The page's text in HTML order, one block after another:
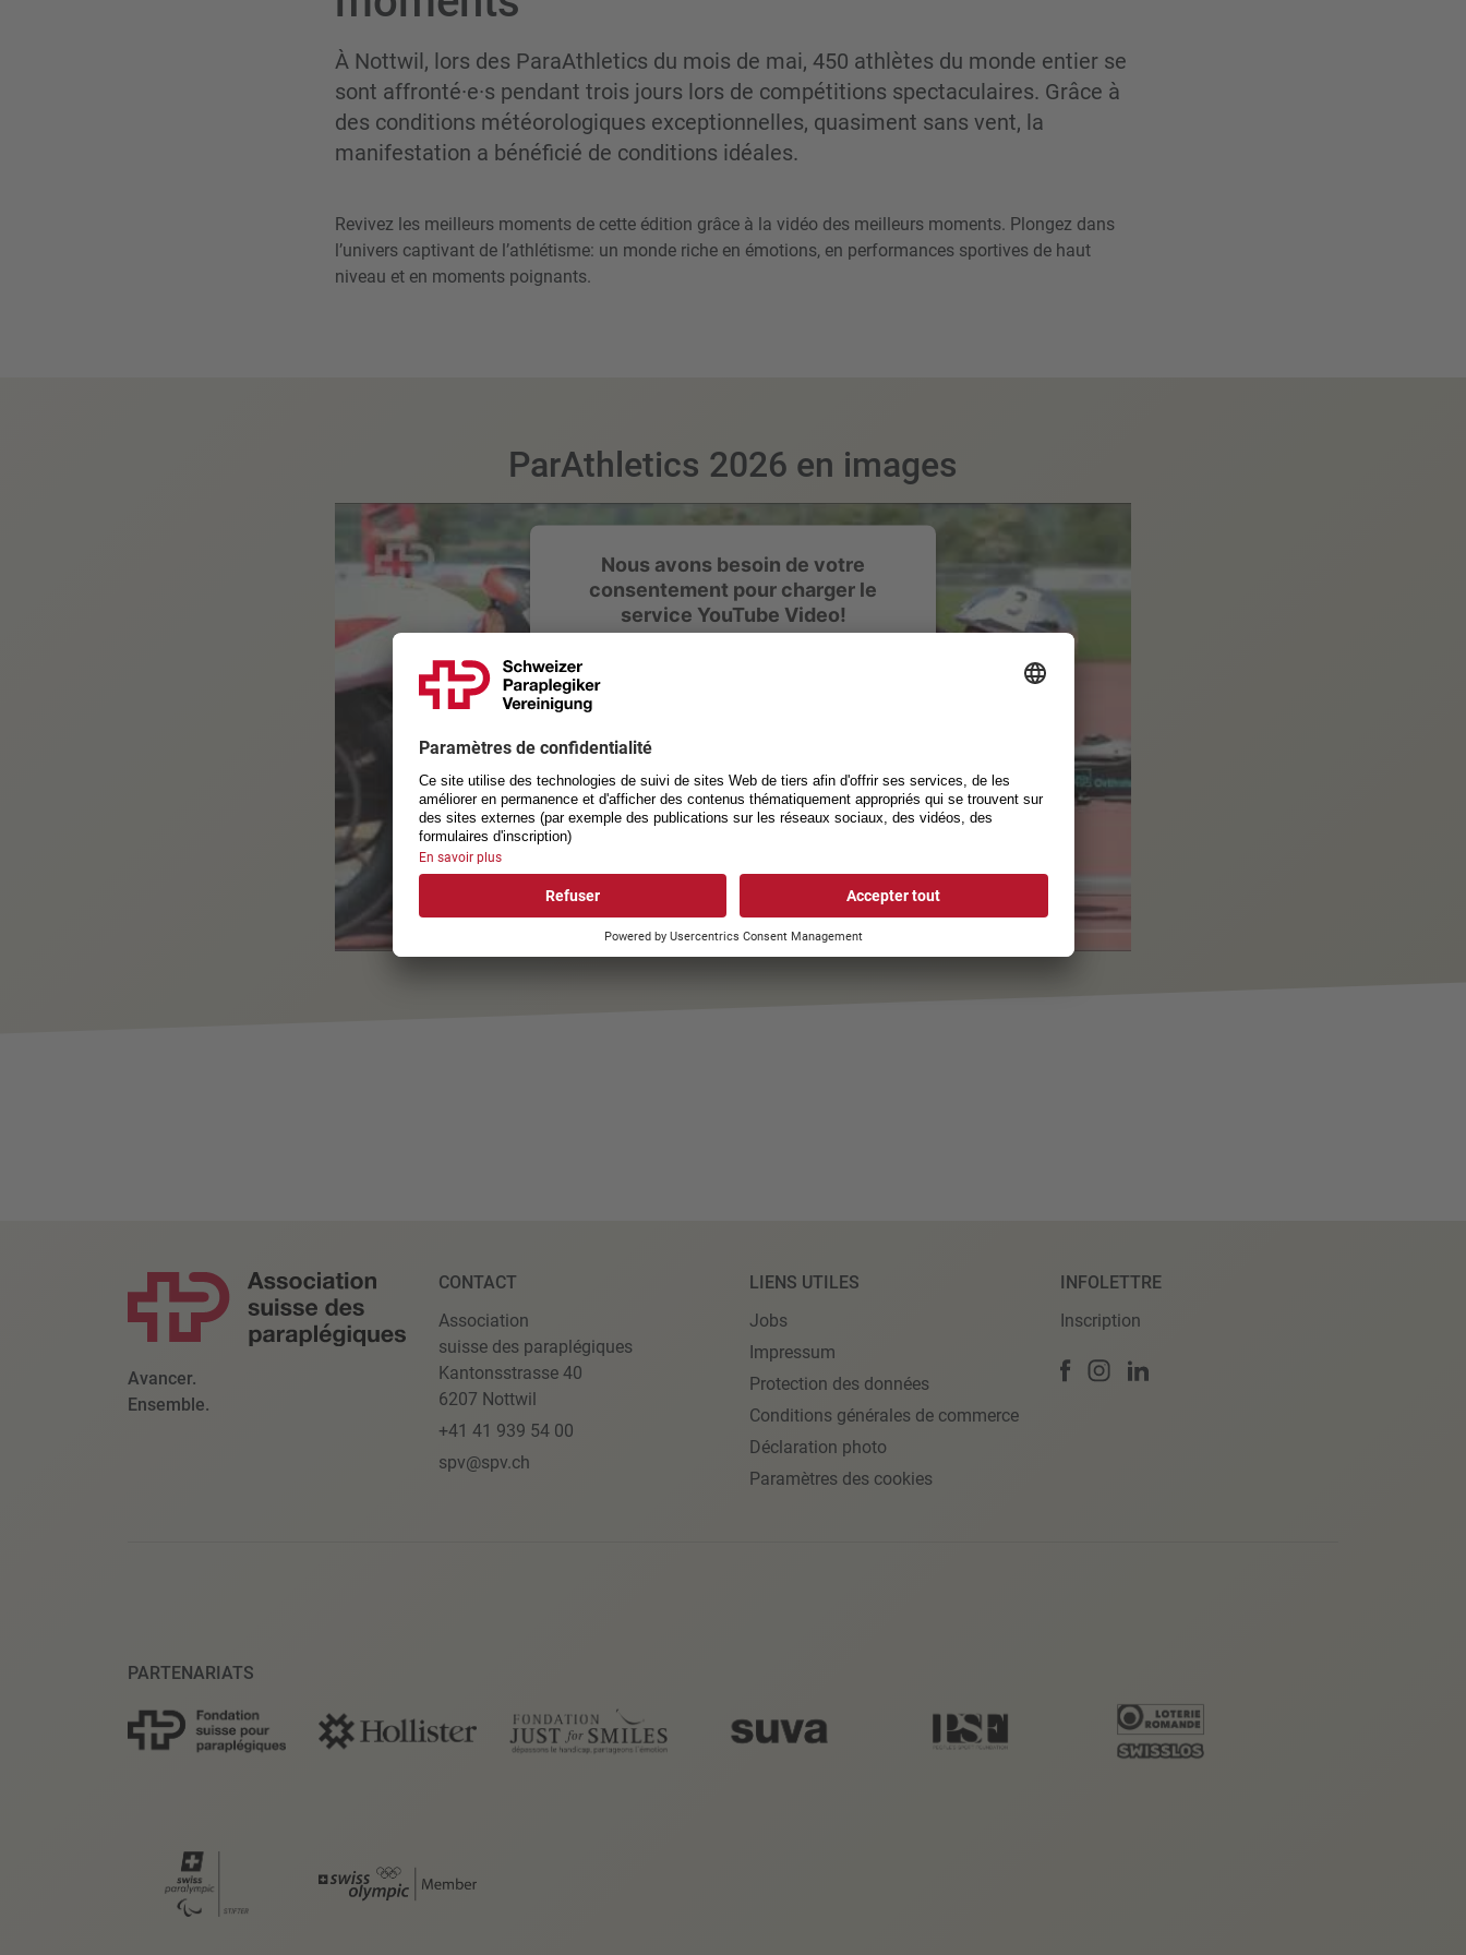
À Nottwil, lors des ParaAthletics du mois de mai, 450 athlètes du monde entier se
sont affronté·e·s pendant trois jours lors de compétitions spectaculaires. Grâce à
des conditions météorologiques exceptionnelles, quasiment sans vent, la
manifestation a bénéficié de conditions idéales.
Revivez les meilleurs moments de cette édition grâce à la vidéo des meilleurs moments. Plongez dans
l’univers captivant de l’athlétisme: un monde riche en émotions, en performances sportives de haut
niveau et en moments poignants.
ParAthletics 2026 en images
Nous avons besoin de votre
consentement pour charger le
service YouTube Video!
intégrer certains contenus vidéos susceptibles
de collecter des données sur votre activité.
service pour regarder cette vidéo.
En savoir plus
Usercentrics Consent Management Platform
Avancer.
Ensemble.
CONTACT
Association
suisse des paraplégiques
Kantonsstrasse 40
6207 Nottwil
+41 41 939 54 00
spv@spv.ch
LIENS UTILES
Jobs
Impressum
Protection des données
Conditions générales de commerce
Déclaration photo
Paramètres des cookies
INFOLETTRE
Inscription
PARTENARIATS